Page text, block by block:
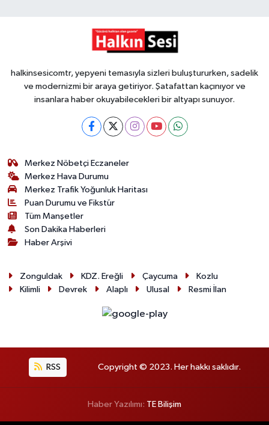
halkinsesicomtr, yepyeni temasıyla sizleri buluştururken, sadelik
ve modernizmi bir araya getiriyor. Şatafattan kaçınıyor ve
insanlara haber okuyabilecekleri bir altyapı sunuyor.
Merkez Nöbetçi Eczaneler
Merkez Hava Durumu
Merkez Trafik Yoğunluk Haritası
Puan Durumu ve Fikstür
Tüm Manşetler
Son Dakika Haberleri
Haber Arşivi
Zonguldak KDZ. Ereğli Çaycuma
Kozlu
Kilimli
Devrek Alaplı Ulusal Resmi İlan
RSS Copyright © 2023. Her hakkı saklıdır.
Haber Yazılımı: TE Bilişim